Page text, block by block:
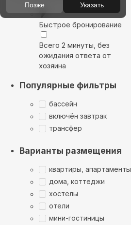
Быстрое бронирование
Всего 2 минуты, без
ожидания ответа от
хозяина
Популярные фильтры
бассейн
включён завтрак
трансфер
Варианты размещения
квартиры, апартаменты
дома, коттеджи
хостелы
отели
мини-гостиницы
Позже Указать